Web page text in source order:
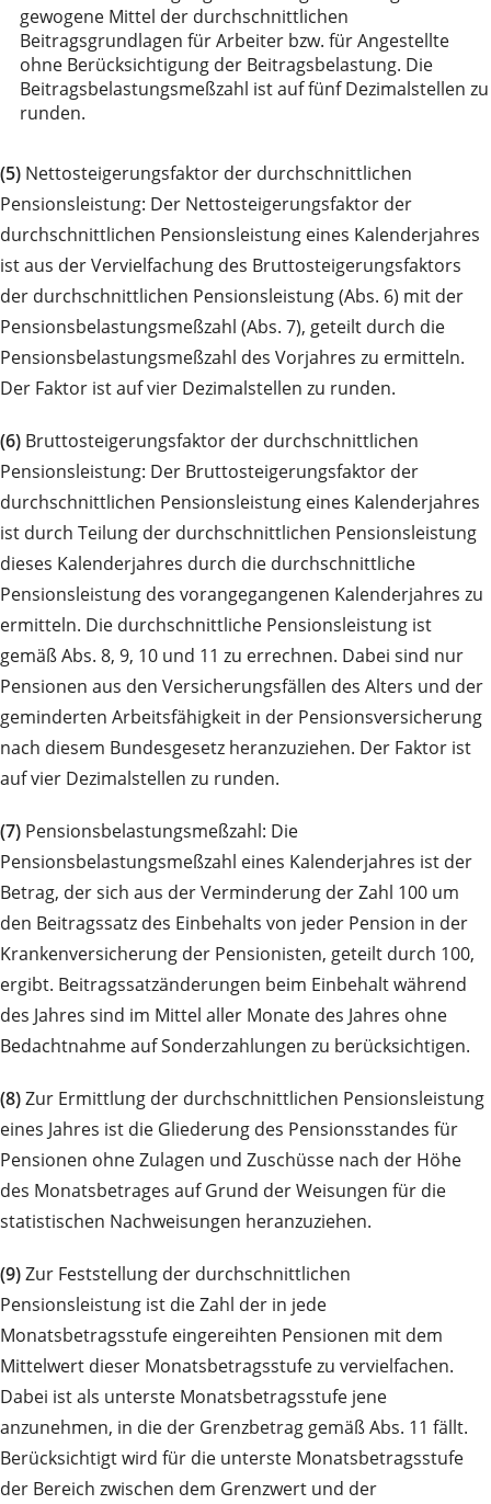
gewogene Mittel der durchschnittlichen
Beitragsgrundlagen für Arbeiter bzw. für Angestellte
ohne Berücksichtigung der Beitragsbelastung. Die
Beitragsbelastungsmeßzahl ist auf fünf Dezimalstellen zu
runden.
(5) Nettosteigerungsfaktor der durchschnittlichen
Pensionsleistung: Der Nettosteigerungsfaktor der
durchschnittlichen Pensionsleistung eines Kalenderjahres
ist aus der Vervielfachung des Bruttosteigerungsfaktors
der durchschnittlichen Pensionsleistung (Abs. 6) mit der
Pensionsbelastungsmeßzahl (Abs. 7), geteilt durch die
Pensionsbelastungsmeßzahl des Vorjahres zu ermitteln.
Der Faktor ist auf vier Dezimalstellen zu runden.
(6) Bruttosteigerungsfaktor der durchschnittlichen
Pensionsleistung: Der Bruttosteigerungsfaktor der
durchschnittlichen Pensionsleistung eines Kalenderjahres
ist durch Teilung der durchschnittlichen Pensionsleistung
dieses Kalenderjahres durch die durchschnittliche
Pensionsleistung des vorangegangenen Kalenderjahres zu
ermitteln. Die durchschnittliche Pensionsleistung ist
gemäß Abs. 8, 9, 10 und 11 zu errechnen. Dabei sind nur
Pensionen aus den Versicherungsfällen des Alters und der
geminderten Arbeitsfähigkeit in der Pensionsversicherung
nach diesem Bundesgesetz heranzuziehen. Der Faktor ist
auf vier Dezimalstellen zu runden.
(7) Pensionsbelastungsmeßzahl: Die
Pensionsbelastungsmeßzahl eines Kalenderjahres ist der
Betrag, der sich aus der Verminderung der Zahl 100 um
den Beitragssatz des Einbehalts von jeder Pension in der
Krankenversicherung der Pensionisten, geteilt durch 100,
ergibt. Beitragssatzänderungen beim Einbehalt während
des Jahres sind im Mittel aller Monate des Jahres ohne
Bedachtnahme auf Sonderzahlungen zu berücksichtigen.
(8)Zur Ermittlung der durchschnittlichen Pensionsleistung
eines Jahres ist die Gliederung des Pensionsstandes für
Pensionen ohne Zulagen und Zuschüsse nach der Höhe
des Monatsbetrages auf Grund der Weisungen für die
statistischen Nachweisungen heranzuziehen.
(9)Zur Feststellung der durchschnittlichen
Pensionsleistung ist die Zahl der in jede
Monatsbetragsstufe eingereihten Pensionen mit dem
Mittelwert dieser Monatsbetragsstufe zu vervielfachen.
Dabei ist als unterste Monatsbetragsstufe jene
anzunehmen, in die der Grenzbetrag gemäß Abs. 11 fällt.
Berücksichtigt wird für die unterste Monatsbetragsstufe
der Bereich zwischen dem Grenzwert und der